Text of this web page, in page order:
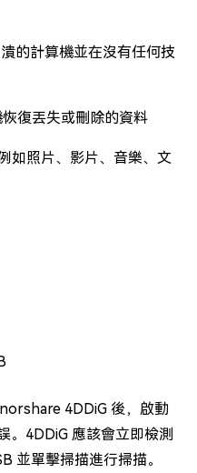
的計算機並在沒有任何技
復丟失或刪除的資料
如照片、影片、音樂、文
4DDiG 後，啟動
。4DDiG 應該會立即檢測
並單擊掃描進行掃描。